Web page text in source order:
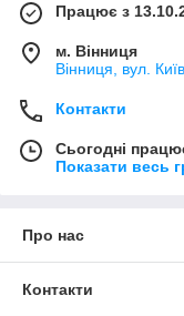
Працює з
м. Вінниця
Вінниця, вул.
Контакти
Сьогодні
Показати весь
Про нас
Контакти